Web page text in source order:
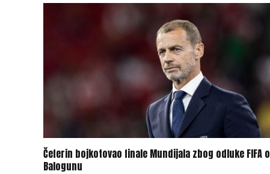
Čeferin bojkotovao finale Mundijala zbog odluke FIFA o
Balogunu